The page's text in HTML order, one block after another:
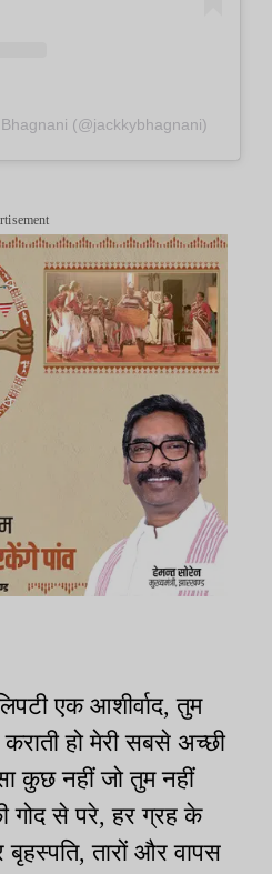
(@jackkybhagnani)
एक आशीर्वाद, तुम
हो मेरी सबसे अच्छी
कुछ नहीं जो तुम नहीं
गोद से परे, हर ग्रह के
तारों और वापस